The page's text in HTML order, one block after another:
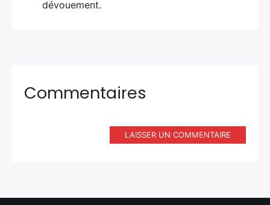
dévouement.
Commentaires
LAISSER UN COMMENTAIRE